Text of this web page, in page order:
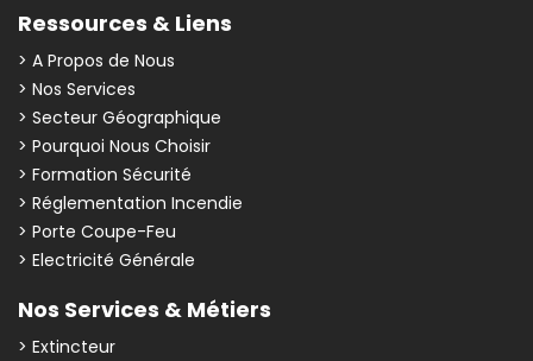
Ressources & Liens
> A Propos de Nous
> Nos Services
> Secteur Géographique
> Pourquoi Nous Choisir
> Formation Sécurité
> Réglementation Incendie
> Porte Coupe-Feu
> Electricité Générale
Nos Services & Métiers
> Extincteur